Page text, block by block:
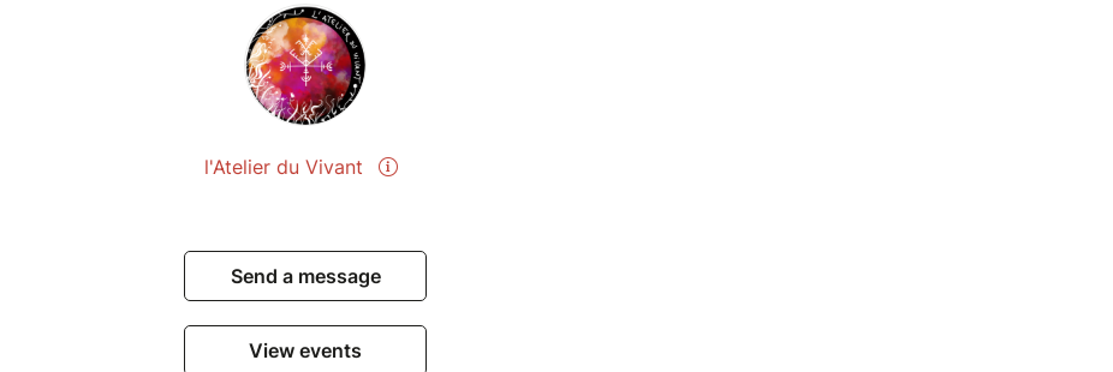
l'Atelier du Vivant
Send a message
View events